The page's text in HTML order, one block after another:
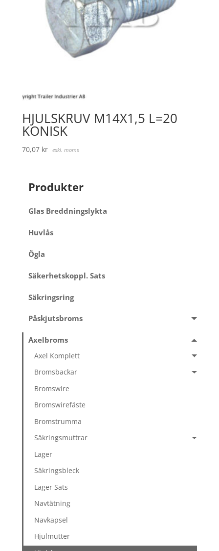
HJULSKRUV M14X1,5 L=20
KONISK
70,07 kr exkl. moms
Produkter
Glas Breddningslykta
Huvlås
Ögla
Säkerhetskoppl. Sats
Säkringsring
Påskjutsbroms
Axelbroms
Axel Komplett
Bromsbackar
Bromswire
Bromswirefäste
Bromstrumma
Säkringsmuttrar
Lager
Säkringsbleck
Lager Sats
Navtätning
Navkapsel
Hjulmutter